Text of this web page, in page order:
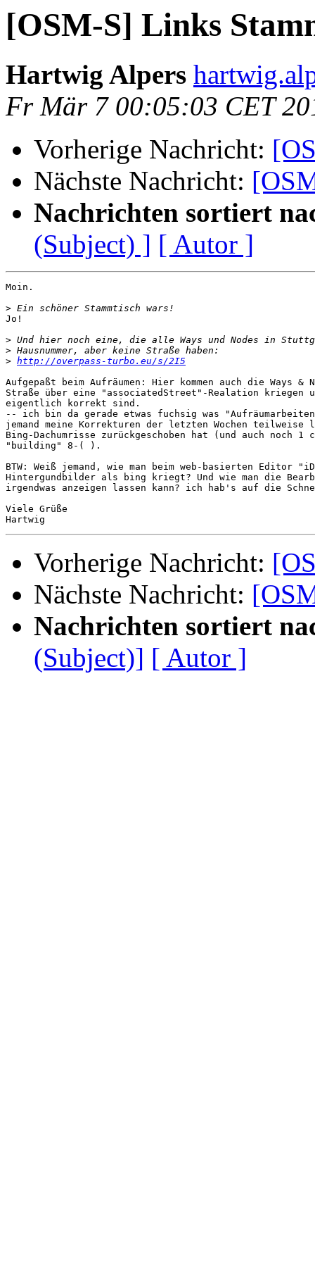
[OSM-S] Links
Hartwig Alpers
Fr Mär 7 00:05:03 CET
Vorherige Nachricht:
Nächste Nachricht:
Nachrichten sortiert
(Subject) ] [ Autor ]
Moin.
>
Jo!
>
>
> http://overpass-turbo.eu/s/2I5
Aufgepaßt beim Aufräumen: Hier kommen auch die Ways
Straße über eine "associatedStreet"-Realation kriegen
eigentlich korrekt sind.
-- ich bin da gerade etwas fuchsig was
jemand meine Korrekturen der letzten Wochen
Bing-Dachumrisse zurückgeschoben hat (und auch noch 1
"building" 8-( ).
BTW: Weiß jemand, wie man beim web-basierten Editor
Hintergundbilder als bing kriegt? Und wie man die
irgendwas anzeigen lassen kann? ich hab's auf die
Viele Grüße
Vorherige Nachricht:
Nächste Nachricht:
Nachrichten sortiert
(Subject)] [ Autor ]